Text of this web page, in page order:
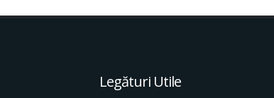
Legături Utile